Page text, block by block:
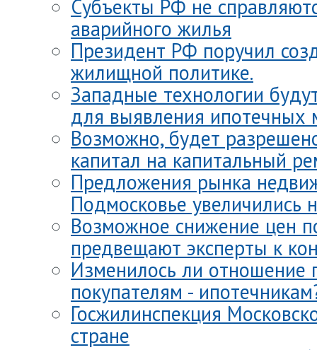
Субъекты РФ не
аварийного жилья
Президент РФ поручил
жилищной политике.
Западные технологии
для выявления ипотечных
Возможно, будет
капитал на капитальный
Предложения рынка
Подмосковье увеличились
Возможное снижение цен
предвещают эксперты к
Изменилось ли отношение
покупателям -
Госжилинспекция
стране